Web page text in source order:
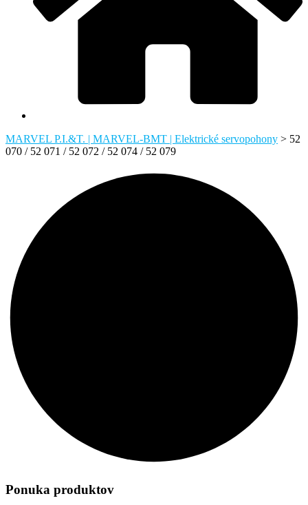
MARVEL P.I.&T. | MARVEL-BMT | Elektrické servopohony > 52
070 / 52 071 / 52 072 / 52 074 / 52 079
Ponuka produktov